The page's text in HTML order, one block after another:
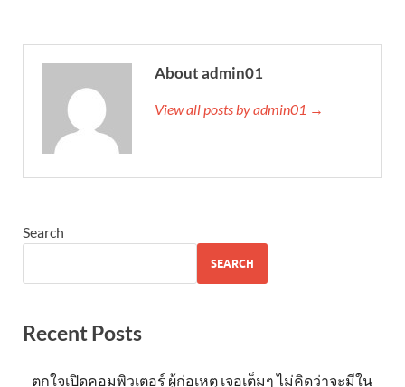
About admin01
View all posts by admin01 →
Search
SEARCH
Recent Posts
ตกใจเปิดคอมพิวเตอร์ ผู้ก่อเหตุ เจอเต็มๆ ไม่คิดว่าจะมีใน